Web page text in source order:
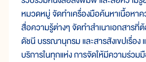
หมวดหมู่ จัดทำเครื่องมือค้นหาเนื้อหา
สื่อความรู้ต่างๆ จัดทำสำเนาเอกสาร
ดัชนี บรรณานุกรม และสารสังเขปเรื่อง
บริการในทุกแห่ง การจัดให้มีความร่วม